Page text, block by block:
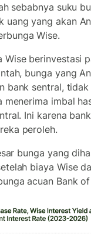
sebabnya suku
uang yang akan
Wise.
Wise berinvestasi
bunga yang
bank sentral,
menerima imbal
Ini karena
peroleh.
bunga yang
biaya Wise
acuan Bank